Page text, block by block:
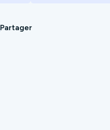
Partager